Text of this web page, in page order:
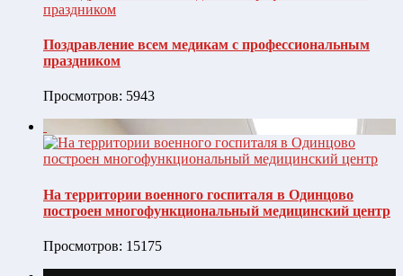
Поздравление всем медикам с профессиональным
праздником
Просмотров: 5943
На территории военного госпиталя в Одинцово
построен многофункциональный медицинский центр
Просмотров: 15175